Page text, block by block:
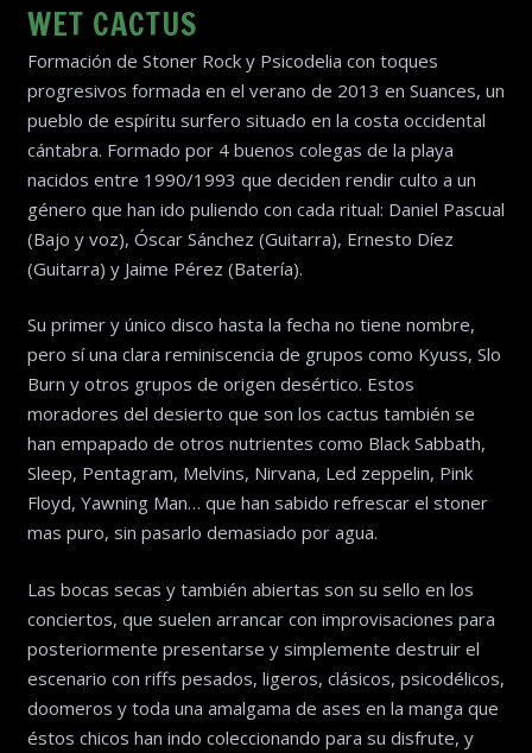
WET CACTUS
Formación de Stoner Rock y Psicodelia con toques
progresivos formada en el verano de 2013 en Suances, un
pueblo de espíritu surfero situado en la costa occidental
cántabra. Formado por 4 buenos colegas de la playa
nacidos entre 1990/1993 que deciden rendir culto a un
género que han ido puliendo con cada ritual: Daniel Pascual
(Bajo y voz), Óscar Sánchez (Guitarra), Ernesto Díez
(Guitarra) y Jaime Pérez (Batería).
Su primer y único disco hasta la fecha no tiene nombre,
pero sí una clara reminiscencia de grupos como Kyuss, Slo
Burn y otros grupos de origen desértico. Estos
moradores del desierto que son los cactus también se
han empapado de otros nutrientes como Black Sabbath,
Sleep, Pentagram, Melvins, Nirvana, Led zeppelin, Pink
Floyd, Yawning Man… que han sabido refrescar el stoner
mas puro, sin pasarlo demasiado por agua.
Las bocas secas y también abiertas son su sello en los
conciertos, que suelen arrancar con improvisaciones para
posteriormente presentarse y simplemente destruir el
escenario con riffs pesados, ligeros, clásicos, psicodélicos,
doomeros y toda una amalgama de ases en la manga que
éstos chicos han indo coleccionando para su disfrute, y